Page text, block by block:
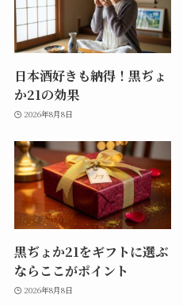
日本酒好きも納得！黒ぢょ
か21の効果
2026年8月8日
黒ぢょか21をギフトに選ぶ
ならここがポイント
2026年8月8日